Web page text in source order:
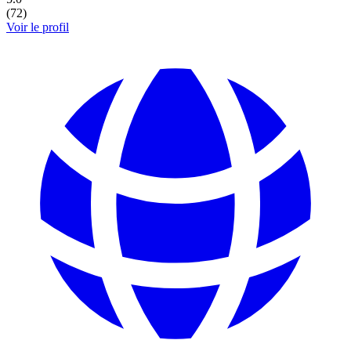
(72)
Voir le profil